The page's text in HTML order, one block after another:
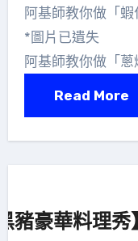
阿基師教你做「蝦
*圖片已遺失
阿基師教你做「蔥
Read More
豬豪華料理